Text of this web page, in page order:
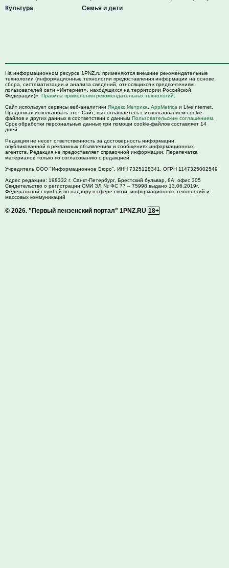
Культура
Семья и дети
На информационном ресурсе 1PNZ.ru применяются внешние рекомендательные
технологии (информационные технологии предоставления информации на основе
сбора, систематизации и анализа сведений, относящихся к предпочтениям
пользователей сети «Интернет», находящихся на территории Российской
Федерации)». Правила применения рекомендательных технологий
Сайт использует сервисы веб-аналитики Яндекс Метрика AppMetrica и LiveInternet.
Продолжая использовать этот Сайт, вы соглашаетесь с использованием cookie-
файлов и других данных в соответствии с данным Пользовательским соглашением
Срок обработки персональных данных при помощи cookie-файлов составляет 14
дней.
Редакция не несет ответственность за достоверность информации,
опубликованной в рекламных объявлениях и сообщениях информационных
агентств. Редакция не предоставляет справочной информации. Перепечатка
материалов только по согласованию с редакцией.
Учредитель ООО "Информационное Бюро". ИНН 7325128341, ОГРН 1147325002549
Адрес редакции: 198332 г. Санкт-Петербург, Брестский бульвар, 8А, офис 305
Свидетельство о регистрации СМИ ЭЛ № ФС 77 – 75998 выдано 13.06.2019г.
Федеральной службой по надзору в сфере связи, информационных технологий и
массовых коммуникаций
© 2026. "Первый пензенский портал" 1PNZ.RU 18+